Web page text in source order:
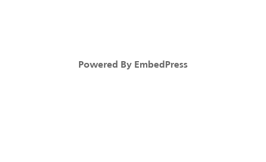
Powered By EmbedPress